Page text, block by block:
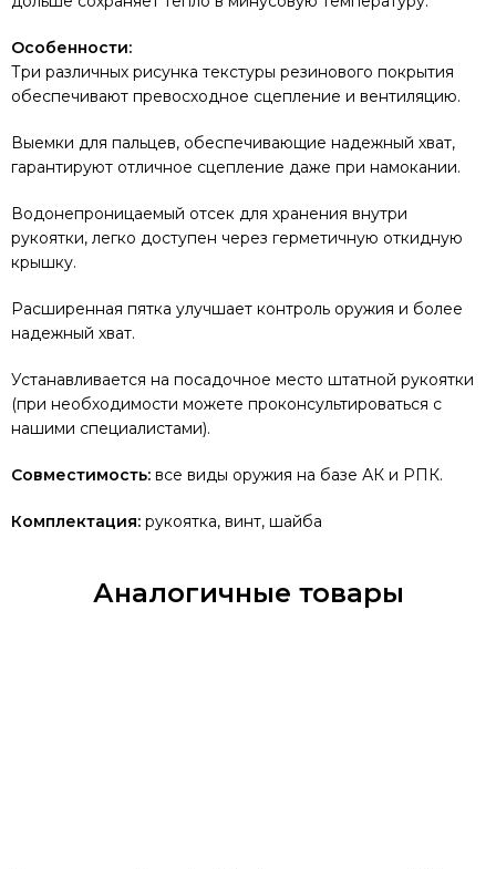
Особенности:
Три различных рисунка текстуры резинового покрытия
обеспечивают превосходное сцепление и вентиляцию.
Выемки для пальцев, обеспечивающие надежный хват,
гарантируют отличное сцепление даже при намокании.
Водонепроницаемый отсек для хранения внутри
рукоятки, легко доступен через герметичную откидную
крышку.
Расширенная пятка улучшает контроль оружия и более
надежный хват.
Устанавливается на посадочное место штатной рукоятки
(при необходимости можете проконсультироваться с
нашими специалистами).
Совместимость: все виды оружия на базе АК и РПК.
Комплектация: рукоятка, винт, шайба
Аналогичные товары